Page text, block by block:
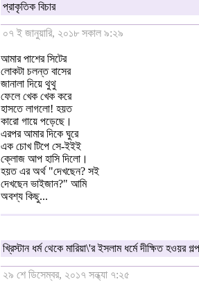
প্রাকৃতিক বিচার
০৭ ই জানুয়ারি, ২০১৮ সকাল ৯:২৯
আমার পাশের সিটের
লোকটা চলন্ত বাসের
জানালা দিয়ে থুথু
ফেলে খেক খেক করে
হাসতে লাগলো! হয়ত
কারো গায়ে পড়েছে।
এরপর আমার দিকে ঘুরে
এক চোখ টিপে সে-ইইই
ক্লোজ আপ হাসি দিলো।
হয়ত এর অর্থ "দেখছেন? সই
দেখছেন ভাইজান?" আমি
অবশ্য কিছু...
খ্রিস্টান ধর্ম থেকে মারিয়া\'র ইসলাম ধর্মে দীক্ষিত হওয়র গল্প
২৯ শে ডিসেম্বর, ২০১৭ সন্ধ্যা ৭:২৫